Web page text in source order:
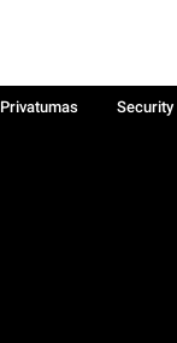
Privatumas Security